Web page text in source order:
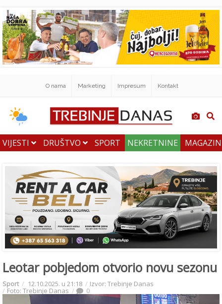
O nama Marketing Impresum Kontakt
VIJESTI DRUŠTVO SPORT NEKRETNINE
Leotar pobjedom otvorio novu sezonu
Sport 12.10.2025. u 21:18 Izvor: Trebinje Danas
Foto: Trebinje Danas 0